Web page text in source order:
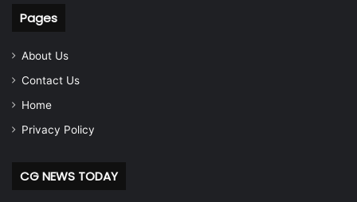
Pages
About Us
Contact Us
Home
Privacy Policy
CG NEWS TODAY